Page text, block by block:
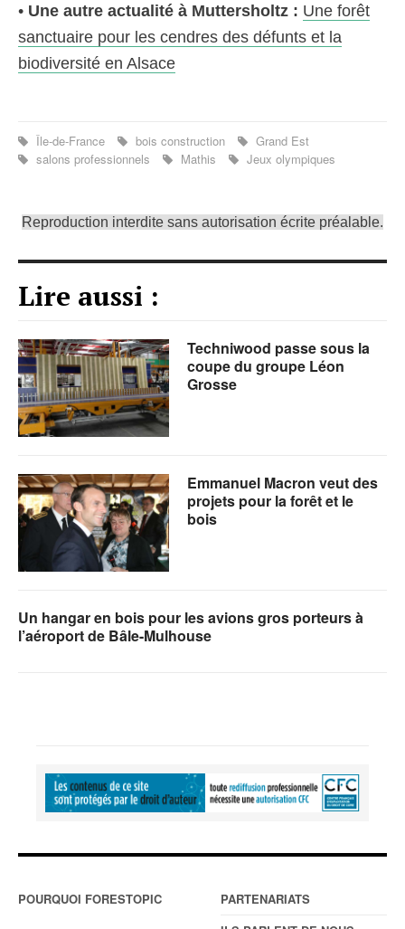
• Une autre actualité à Muttersholtz : Une forêt
sanctuaire pour les cendres des défunts et la
biodiversité en Alsace
Île-de-France bois construction
Grand Est
salons professionnels
Mathis Jeux olympiques
Reproduction interdite sans autorisation écrite préalable.
Lire aussi :
Techniwood passe sous la
coupe du groupe Léon
Grosse
Emmanuel Macron veut des
projets pour la forêt et le
bois
Un hangar en bois pour les avions gros porteurs à
l’aéroport de Bâle-Mulhouse
POURQUOI FORESTOPIC
PARTENARIATS